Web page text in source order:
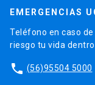
EMERGENCIAS
Teléfono en caso
riesgo tu vida
phone (56)95504 5000